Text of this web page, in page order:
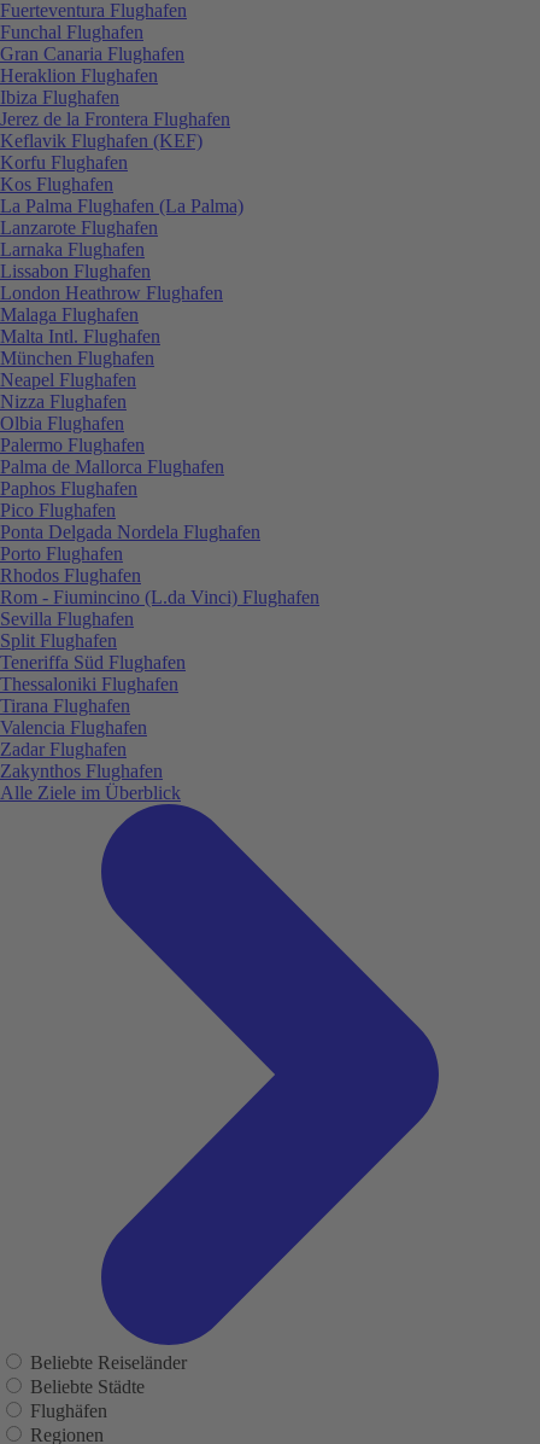
Fuerteventura Flughafen
Funchal Flughafen
Gran Canaria Flughafen
Heraklion Flughafen
Ibiza Flughafen
Jerez de la Frontera Flughafen
Keflavik Flughafen (KEF)
Korfu Flughafen
Kos Flughafen
La Palma Flughafen (La Palma)
Lanzarote Flughafen
Larnaka Flughafen
Lissabon Flughafen
London Heathrow Flughafen
Malaga Flughafen
Malta Intl. Flughafen
München Flughafen
Neapel Flughafen
Nizza Flughafen
Olbia Flughafen
Palermo Flughafen
Palma de Mallorca Flughafen
Paphos Flughafen
Pico Flughafen
Ponta Delgada Nordela Flughafen
Porto Flughafen
Rhodos Flughafen
Rom - Fiumincino (L.da Vinci) Flughafen
Sevilla Flughafen
Split Flughafen
Teneriffa Süd Flughafen
Thessaloniki Flughafen
Tirana Flughafen
Valencia Flughafen
Zadar Flughafen
Zakynthos Flughafen
Alle Ziele im Überblick
Beliebte Reiseländer
Beliebte Städte
Flughäfen
Regionen